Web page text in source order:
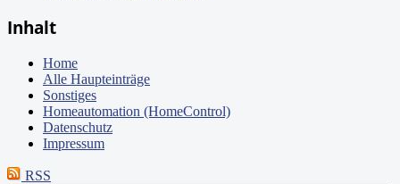
Inhalt
Home
Alle Haupteinträge
Sonstiges
Homeautomation (HomeControl)
Datenschutz
Impressum
RSS